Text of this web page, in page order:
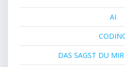
AI
DAS SAGST DU